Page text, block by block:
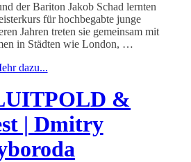
der Bariton Jakob Schad lernten
für hochbegabte junge
Jahren treten sie gemeinsam mit
in Städten wie London, …
dazu...
&
| Dmitry